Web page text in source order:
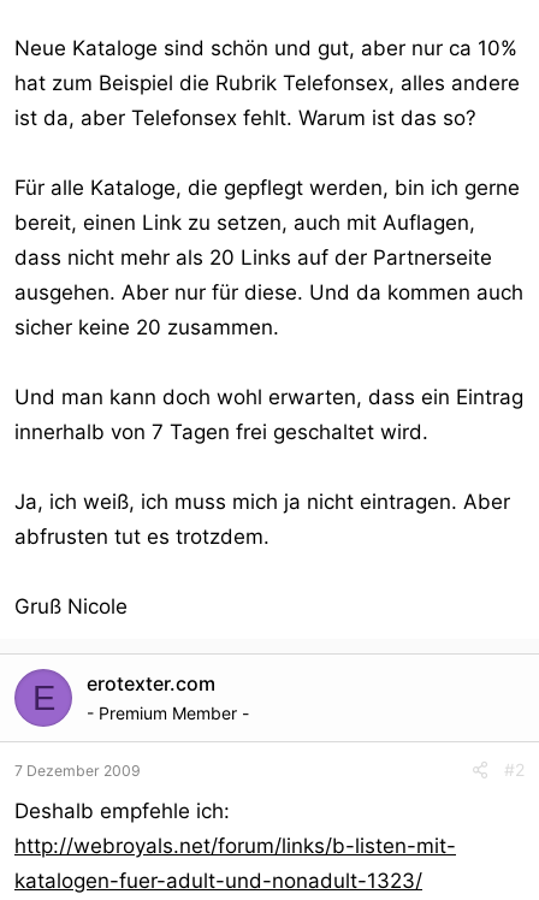
Neue Kataloge sind schön und gut, aber nur ca 10%
hat zum Beispiel die Rubrik Telefonsex, alles andere
ist da, aber Telefonsex fehlt. Warum ist das so?
Für alle Kataloge, die gepflegt werden, bin ich gerne
bereit, einen Link zu setzen, auch mit Auflagen,
dass nicht mehr als 20 Links auf der Partnerseite
ausgehen. Aber nur für diese. Und da kommen auch
sicher keine 20 zusammen.
Und man kann doch wohl erwarten, dass ein Eintrag
innerhalb von 7 Tagen frei geschaltet wird.
Ja, ich weiß, ich muss mich ja nicht eintragen. Aber
abfrusten tut es trotzdem.
Gruß Nicole
E erotexter.com
- Premium Member -
7 Dezember 2009 #2
Deshalb empfehle ich:
http://webroyals.net/forum/links/b-listen-mit-
katalogen-fuer-adult-und-nonadult-1323/